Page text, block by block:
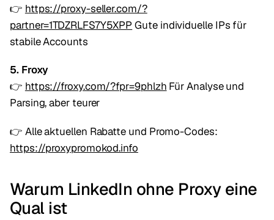
👉 https://proxy-seller.com/?
partner=1TDZRLFS7Y5XPP Gute individuelle IPs für
stabile Accounts
5. Froxy
👉 https://froxy.com/?fpr=9phlzh Für Analyse und
Parsing, aber teurer
👉 Alle aktuellen Rabatte und Promo-Codes:
https://proxypromokod.info
Warum LinkedIn ohne Proxy eine
Qual ist